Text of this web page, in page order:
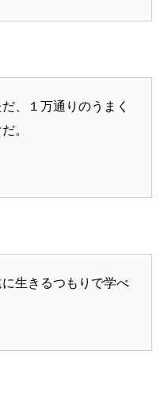
、１万通りのうまく
。
生きるつもりで学べ